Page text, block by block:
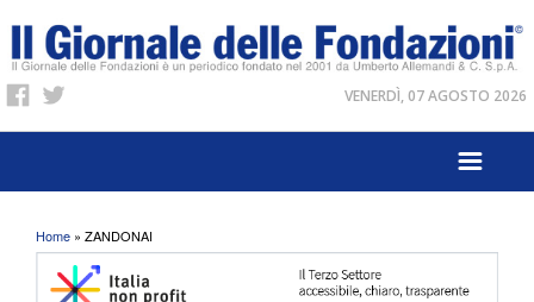
VENERDÌ, 07 AGOSTO 2026
Tu sei qui
Home » ZANDONAI